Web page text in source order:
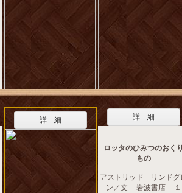
詳 細 詳 細
ロッタのひみつのおく
もの
アストリッド リンドグ
－ン／文 -- 岩波書店 --